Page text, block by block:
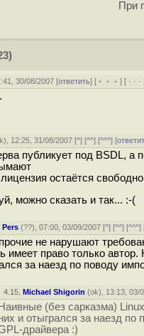
При
30/08/2007 [ответить] [ ﹢﹢﹢] [ · · ·
), 12:25, 31/08/2007 [^] [^^] [^^^] [
публикует под BSDL, а
лицензия остаётся
можно сказать и так... :-(
,Pers (??), 07:00, 03/09/2007 [^] [^^] [^^^]
не нарушают
имеет право только
за наезд по поводу
4.15 ,Michael Shigorin (ok), 13:13, 03/
(без сарказма)
и отыгрался за наезд по
драйвера :)